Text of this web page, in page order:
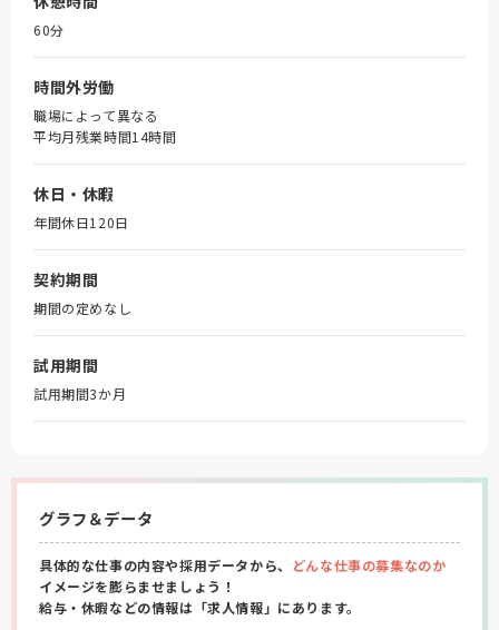
60分
時間外労働
職場によって異なる
平均月残業時間14時間
休日・休暇
年間休日120日
契約期間
期間の定めなし
試用期間
試用期間3か月
グラフ＆データ
具体的な仕事の内容や採用データから、
どんな仕事の募集なのか
イメージを膨らませましょう！
給与・休暇などの情報は「求人情報」にあります。